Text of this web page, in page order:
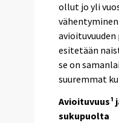
ollut jo yli
esitetään
se on
suuremmat
Avioituvuus¹
sukupuolta